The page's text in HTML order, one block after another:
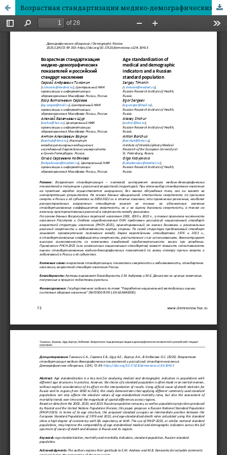
Возрастная стандартизация медико-демографических показателей и российский стандарт населения